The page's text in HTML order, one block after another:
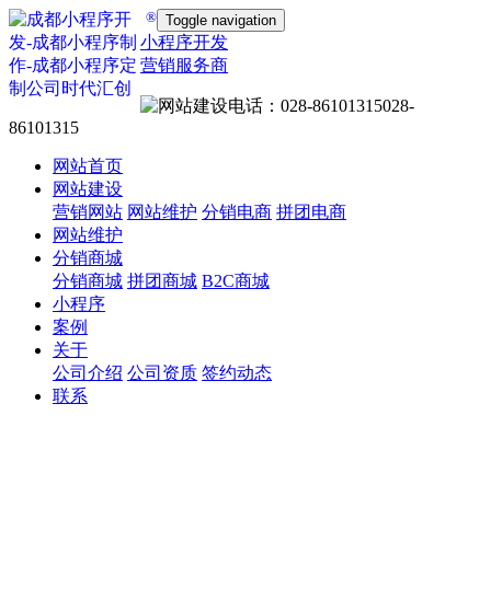
Toggle navigation
®
小程序开发
营销服务商
028-
86101315
网站首页
网站建设
营销网站 网站维护 分销电商 拼团电商
网站维护
分销商城
分销商城 拼团商城 B2C商城
小程序
案例
关于
公司介绍 公司资质 签约动态
联系